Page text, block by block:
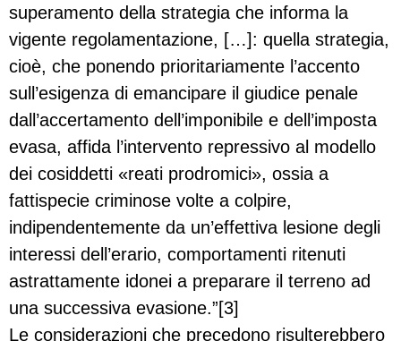
superamento della strategia che informa la
vigente regolamentazione, […]: quella strategia,
cioè, che ponendo prioritariamente l’accento
sull’esigenza di emancipare il giudice penale
dall’accertamento dell’imponibile e dell’imposta
evasa, affida l’intervento repressivo al modello
dei cosiddetti «reati prodromici», ossia a
fattispecie criminose volte a colpire,
indipendentemente da un’effettiva lesione degli
interessi dell’erario, comportamenti ritenuti
astrattamente idonei a preparare il terreno ad
una successiva evasione.”[3]
Le considerazioni che precedono risulterebbero